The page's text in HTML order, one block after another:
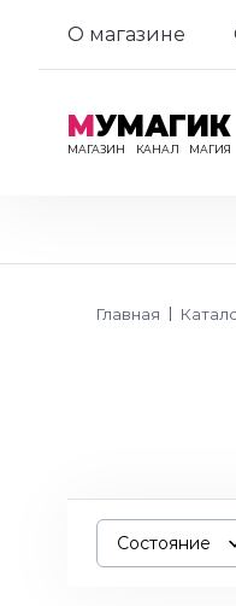
О магазине
МУМАГИК
МАГАЗИН КАНАЛ МАГИЯ
Главная
Состояние